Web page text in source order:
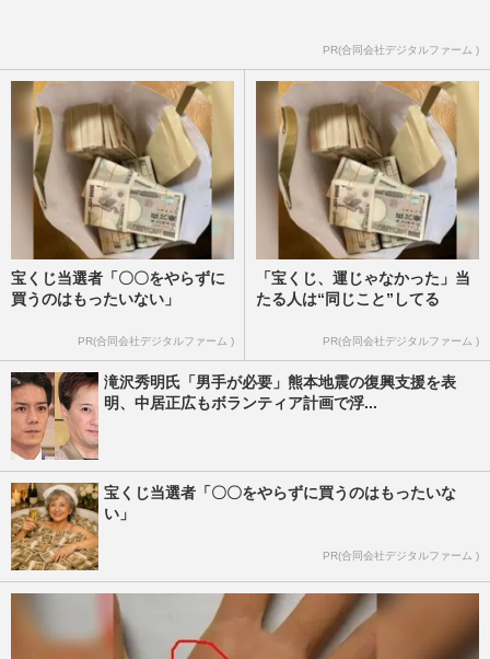
PR(合同会社デジタルファーム )
宝くじ当選者「〇〇をやらずに
買うのはもったいない」
PR(合同会社デジタルファーム )
「宝くじ、運じゃなかった」当
たる人は“同じこと”してる
PR(合同会社デジタルファーム )
滝沢秀明氏「男手が必要」熊本地震の復興支援を表
明、中居正広もボランティア計画で浮...
宝くじ当選者「〇〇をやらずに買うのはもったいな
い」
PR(合同会社デジタルファーム )